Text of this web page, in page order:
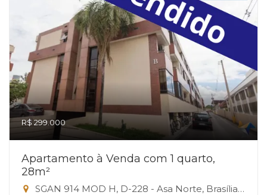
R$ 299.000
Apartamento à Venda com 1 quarto,
28m²
SGAN 914 MOD H, D-228 - Asa Norte, Brasília-DF